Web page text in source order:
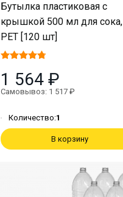
Бутылка пластиковая с
крышкой 500 мл для сока,
PET [120 шт]
1 564 ₽
Самовывоз: 1 517 ₽
Количество:1
В корзину